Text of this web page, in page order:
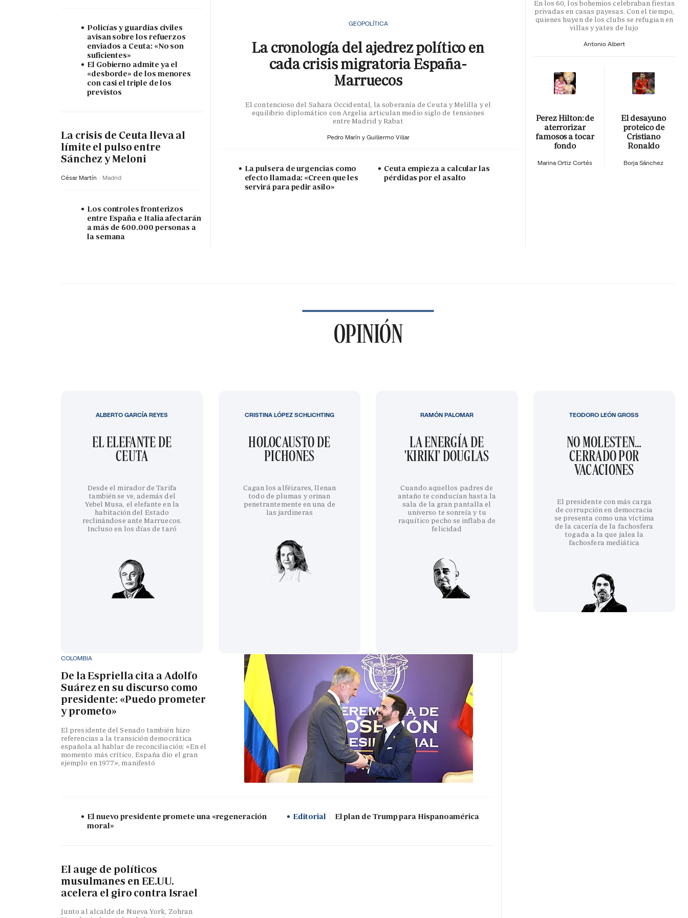
Policías y guardias civiles
avisan sobre los refuerzos
enviados a Ceuta: «No son
suficientes»
El Gobierno admite ya el
«desborde» de los menores
con casi el triple de los
previstos
La crisis de Ceuta lleva al
límite el pulso entre
Sánchez y Meloni
César Martín Madrid
Los controles fronterizos
entre España e Italia afectarán
a más de 600.000 personas a
la semana
GEOPOLÍTICA
La cronología del ajedrez político en
cada crisis migratoria España-
Marruecos
El contencioso del Sahara Occidental, la soberanía de Ceuta y Melilla y el
equilibrio diplomático con Argelia articulan medio siglo de tensiones
entre Madrid y Rabat
Pedro Marín y Guillermo Villar
La pulsera de urgencias como
efecto llamada: «Creen que les
servirá para pedir asilo»
Ceuta empieza a calcular las
pérdidas por el asalto
En los 60, los bohemios celebraban fiestas
privadas en casas payesas. Con el tiempo,
quienes huyen de los clubs se refugian en
villas y yates de lujo
Antonio Albert
Perez Hilton: de
aterrorizar
famosos a tocar
fondo
Marina Ortiz Cortés
El desayuno
proteico de
Cristiano
Ronaldo
Borja Sánchez
OPINIÓN
EL ELEFANTE DE
CEUTA
Desde el mirador de Tarifa
también se ve, además del
Yebel Musa, el elefante en la
habitación del Estado
reclinándose ante Marruecos.
Incluso en los días de taró
ALBERTO GARCÍA REYES
HOLOCAUSTO DE
PICHONES
Cagan los alféizares, llenan
todo de plumas y orinan
penetrantemente en una de
las jardineras
CRISTINA LÓPEZ SCHLICHTING
LA ENERGÍA DE
'KIRIKI' DOUGLAS
Cuando aquellos padres de
antaño te conducían hasta la
sala de la gran pantalla el
universo te sonreía y tu
raquítico pecho se inflaba de
felicidad
RAMÓN PALOMAR
NO MOLESTEN…
CERRADO POR
VACACIONES
El presidente con más carga
de corrupción en democracia
se presenta como una víctima
de la cacería de la fachosfera
togada a la que jalea la
fachosfera mediática
TEODORO LEÓN GROSS
COLOMBIA
De la Espriella cita a Adolfo
Suárez en su discurso como
presidente: «Puedo prometer
y prometo»
El presidente del Senado también hizo
referencias a la transición democrática
española al hablar de reconciliación: «En el
momento más crítico, España dio el gran
ejemplo en 1977», manifestó
El nuevo presidente promete una «regeneración
moral»
Editorial El plan de Trump para Hispanoamérica
El auge de políticos
musulmanes en EE.UU.
acelera el giro contra Israel
Junto al alcalde de Nueva York, Zohran